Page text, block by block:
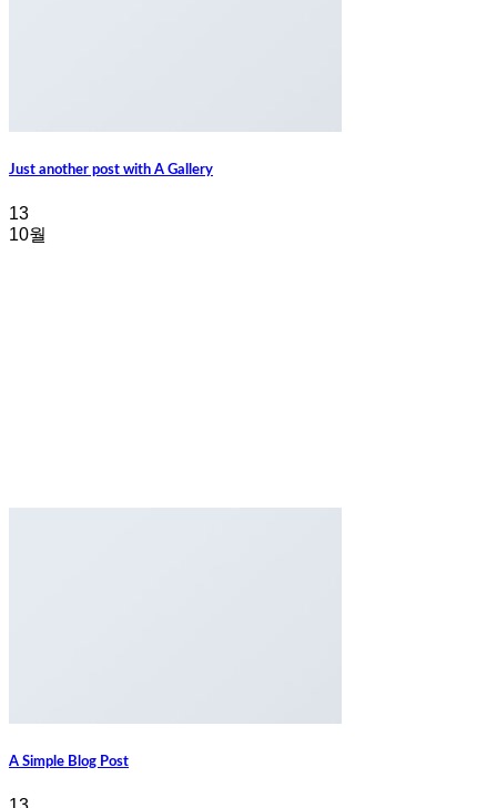
Just another post with A Gallery
13
10월
A Simple Blog Post